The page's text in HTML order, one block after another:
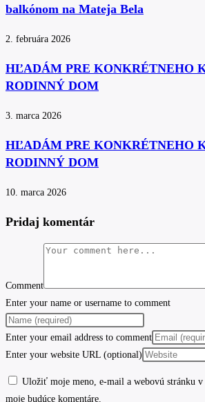
balkónom na Mateja Bela
2. februára 2026
HĽADÁM PRE KONKRÉTNEHO
RODINNÝ DOM
3. marca 2026
HĽADÁM PRE KONKRÉTNEHO
RODINNÝ DOM
10. marca 2026
Pridaj komentár
Comment
Enter your name or username to comment
Enter your email address to comment
Enter your website URL (optional)
Uložiť moje meno, e-mail a webovú stránku
moje budúce komentáre.